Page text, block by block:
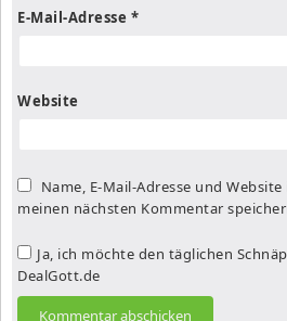
E-Mail-Adresse *
Website
Name, E-Mail-Adresse und
meinen nächsten Kommentar
Ja, ich möchte den täglichen
DealGott.de